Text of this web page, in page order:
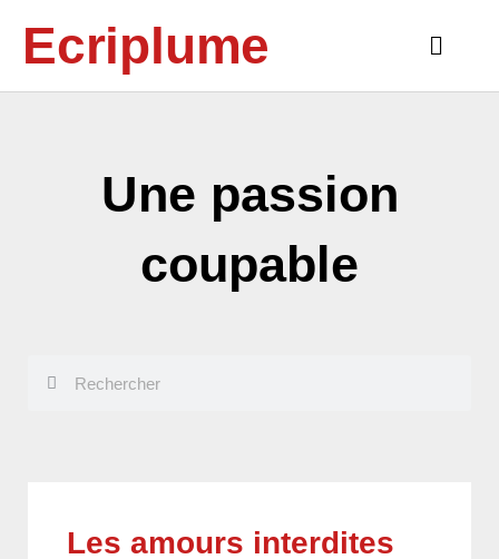
contenuEcriplume
Main
Une passion
coupable
Les amours interdites